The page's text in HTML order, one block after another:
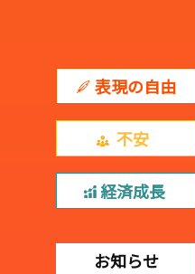
表現の自由
不安
経済成長
お知らせ